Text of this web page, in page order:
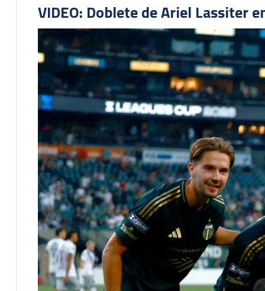
VIDEO: Doblete de Ariel Lassiter